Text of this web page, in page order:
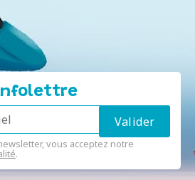
vous acceptez notre
.